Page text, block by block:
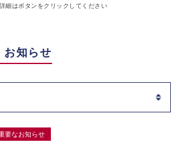
詳細はボタン をクリックしてください
お知らせ
要なお知らせ